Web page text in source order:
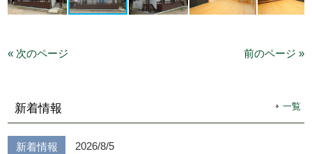
« 次のページ 前のページ »
新着情報 一覧
新着情報 2026/8/5